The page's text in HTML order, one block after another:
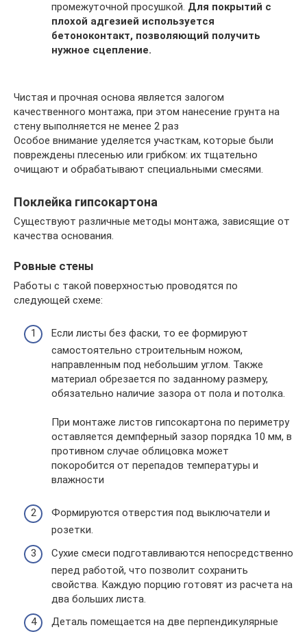
промежуточной просушкой. Для покрытий с
плохой адгезией используется
бетоноконтакт, позволяющий получить
нужное сцепление.
Чистая и прочная основа является залогом
качественного монтажа, при этом нанесение грунта на
стену выполняется не менее 2 раз
Особое внимание уделяется участкам, которые были
повреждены плесенью или грибком: их тщательно
очищают и обрабатывают специальными смесями.
Поклейка гипсокартона
Существуют различные методы монтажа, зависящие от
качества основания.
Ровные стены
Работы с такой поверхностью проводятся по
следующей схеме:
Если листы без фаски, то ее формируют
самостоятельно строительным ножом,
направленным под небольшим углом. Также
материал обрезается по заданному размеру,
обязательно наличие зазора от пола и потолка.
При монтаже листов гипсокартона по периметру
оставляется демпферный зазор порядка 10 мм, в
противном случае облицовка может
покоробится от перепадов температуры и
влажности
Формируются отверстия под выключатели и
розетки.
Сухие смеси подготавливаются непосредственно
перед работой, что позволит сохранить
свойства. Каждую порцию готовят из расчета на
два больших листа.
Деталь помещается на две перпендикулярные